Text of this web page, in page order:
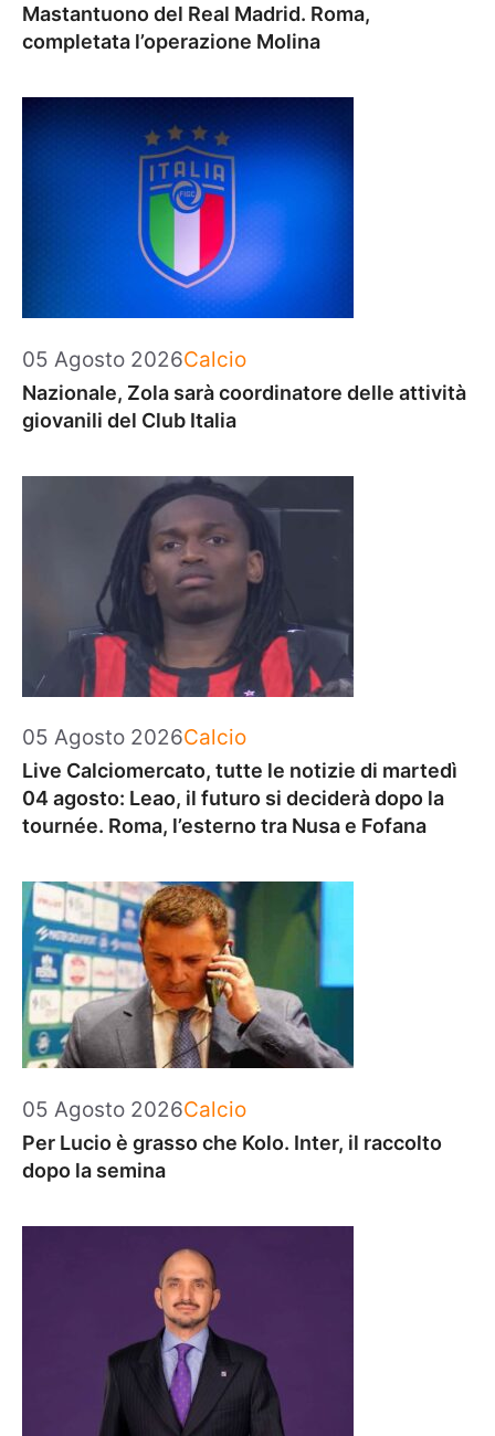
Mastantuono del Real Madrid. Roma,
completata l’operazione Molina
05 Agosto 2026Categorie
Calcio
Nazionale, Zola sarà coordinatore delle attività
giovanili del Club Italia
05 Agosto 2026Categorie
Calcio
Live Calciomercato, tutte le notizie di martedì
04 agosto: Leao, il futuro si deciderà dopo la
tournée. Roma, l’esterno tra Nusa e Fofana
05 Agosto 2026Categorie
Calcio
Per Lucio è grasso che Kolo. Inter, il raccolto
dopo la semina